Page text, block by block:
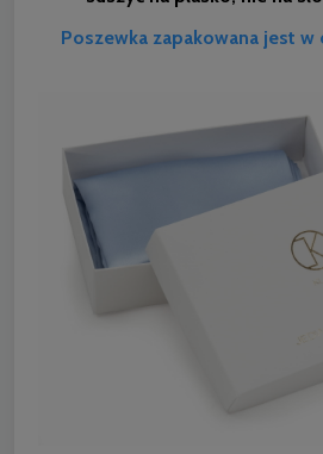
Poszewka zapakowana jest